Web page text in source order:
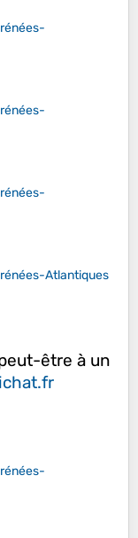
Atlantiques
être à un